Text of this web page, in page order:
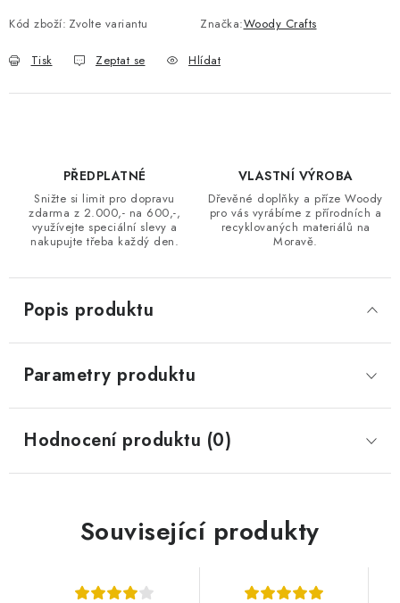
Kód zboží: Zvolte variantu Značka:Woody Crafts
Tisk Zeptat se Hlídat
PŘEDPLATNÉ
Snižte si limit pro dopravu
zdarma z 2.000,- na 600,-,
využívejte speciální slevy a
nakupujte třeba každý den.
VLASTNÍ VÝROBA
Dřevěné doplňky a příze Woody
pro vás vyrábíme z přírodních a
recyklovaných materiálů na
Moravě.
Popis produktu
Parametry produktu
Hodnocení produktu (0)
Související produkty